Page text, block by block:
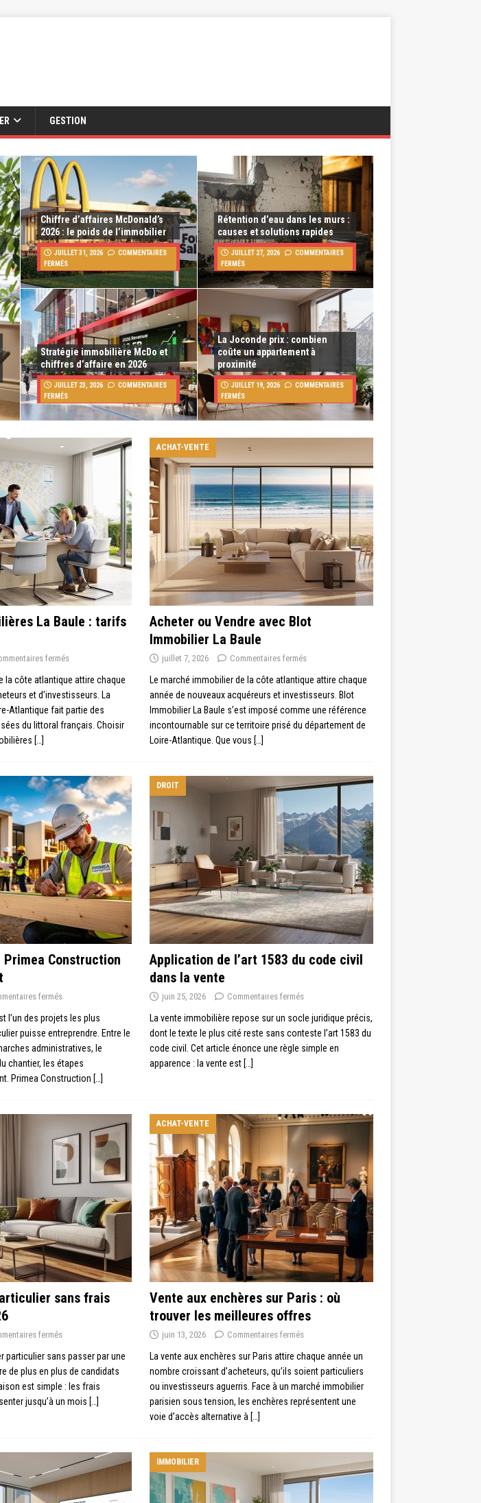
GESTION
Chiffre d’affaires McDonald’s
2026 : le poids de l’immobilier
JUILLET 31, 2026
COMMENTAIRES
FERMÉS
Rétention d’eau dans les murs :
causes et solutions rapides
JUILLET 27, 2026
COMMENTAIRES
FERMÉS
Stratégie immobilière McDo et
chiffres d’affaire en 2026
JUILLET 23, 2026
COMMENTAIRES
FERMÉS
La Joconde prix : combien
coûte un appartement à
proximité
JUILLET 19, 2026
COMMENTAIRES
FERMÉS
La Baule : tarifs
fermés
la côte atlantique attire chaque
et d’investisseurs. La
Atlantique fait partie des
du littoral français. Choisir
[…]
ACHAT-VENTE
Acheter ou Vendre avec Blot
Immobilier La Baule
juillet 7, 2026 Commentaires fermés
Le marché immobilier de la côte atlantique attire chaque
année de nouveaux acquéreurs et investisseurs. Blot
Immobilier La Baule s’est imposé comme une référence
incontournable sur ce territoire prisé du département de
Loire-Atlantique. Que vous […]
Construction
fermés
l’un des projets les plus
puisse entreprendre. Entre le
administratives, le
chantier, les étapes
Primea Construction […]
DROIT
Application de l’art 1583 du code civil
dans la vente
juin 25, 2026 Commentaires fermés
La vente immobilière repose sur un socle juridique précis,
dont le texte le plus cité reste sans conteste l’art 1583 du
code civil. Cet article énonce une règle simple en
apparence : la vente est […]
sans frais
fermés
particulier sans passer par une
de plus en plus de candidats
est simple : les frais
jusqu’à un mois […]
ACHAT-VENTE
Vente aux enchères sur Paris : où
trouver les meilleures offres
juin 13, 2026 Commentaires fermés
La vente aux enchères sur Paris attire chaque année un
nombre croissant d’acheteurs, qu’ils soient particuliers
ou investisseurs aguerris. Face à un marché immobilier
parisien sous tension, les enchères représentent une
voie d’accès alternative à […]
IMMOBILIER